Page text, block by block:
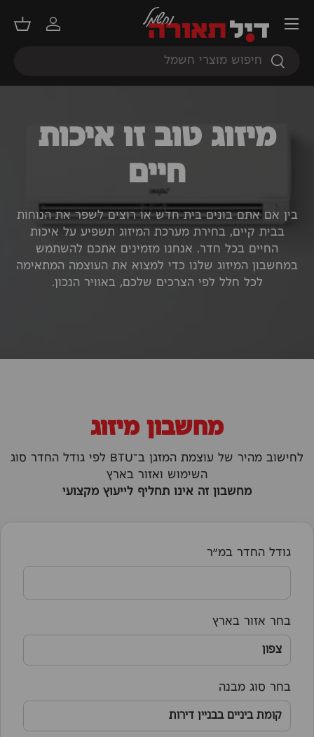
דילוג
חיפוש
חיפוש
התחברות
סל
תפריט
מיזוג טוב זו איכות
חיים
בין אם אתם בונים בית חדש או רוצים לשפר את הנוחות
בבית קיים, בחירת מערכת המיזוג תשפיע על איכות
החיים בכל חדר. אנחנו מזמינים אתכם להשתמש
במחשבון המיזוג שלנו כדי למצוא את העוצמה המתאימה
לכל חלל לפי הצרכים שלכם, באוויר הנכון.
מחשבון מיזוג
לחישוב מהיר של עוצמת המזגן ב־BTU לפי גודל החדר סוג
השימוש ואזור בארץ
מחשבון זה אינו תחליף לייעוץ מקצועי
גודל החדר במ״ר
בחר אזור בארץ
בחר סוג מבנה